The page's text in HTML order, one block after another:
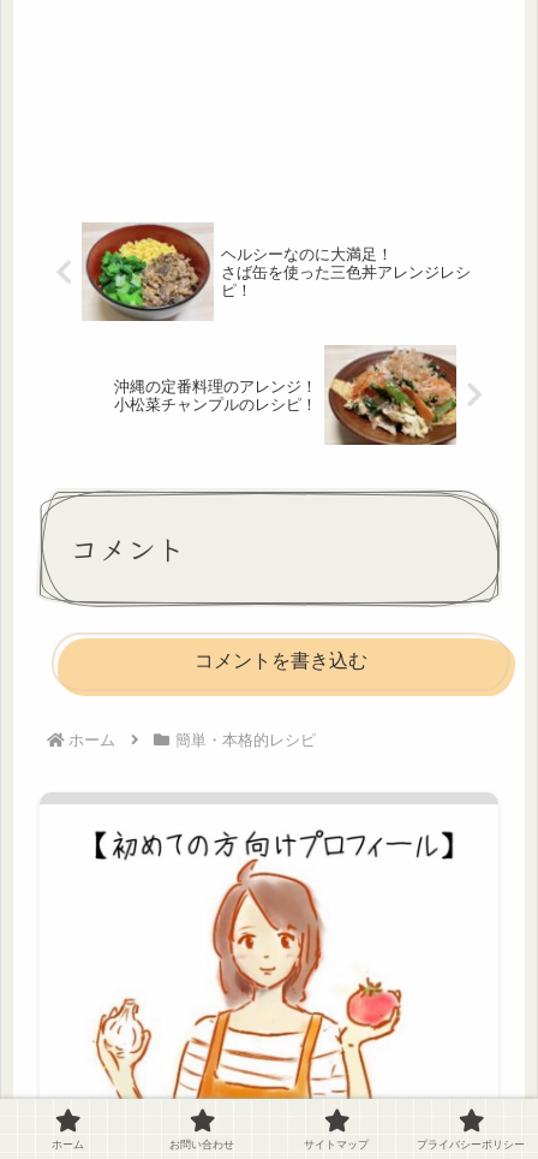
ヘルシーなのに大満足！
さば缶を使った三色丼アレンジレシ
ピ！
沖縄の定番料理のアレンジ！
小松菜チャンプルのレシピ！
コメント
コメントを書き込む
ホーム 簡単・本格的レシピ
ホーム お問い合わせ サイトマップ プライバシーポリシー